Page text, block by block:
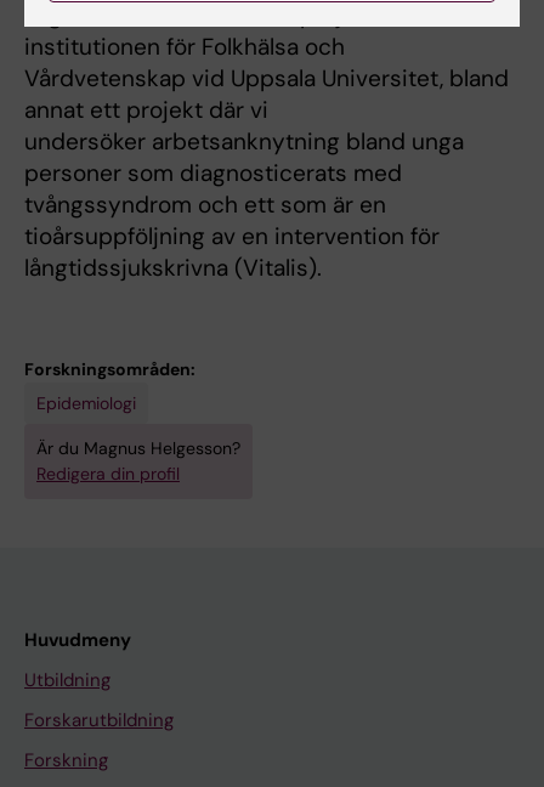
institutionen för Folkhälsa och
Vårdvetenskap vid Uppsala Universitet, bland
annat ett projekt där vi
undersöker arbetsanknytning bland unga
personer som diagnosticerats med
tvångssyndrom och ett som är en
tioårsuppföljning av en intervention för
långtidssjukskrivna (Vitalis).
Forskningsområden:
Epidemiologi
Är du Magnus Helgesson?
Redigera din profil
Huvudmeny
Utbildning
Forskarutbildning
Forskning